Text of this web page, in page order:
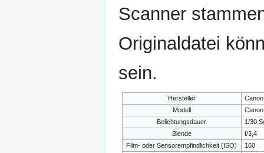
Scanner
Originaldatei
sein.
Hersteller
Canon
Modell
Belichtungsdauer
1/30
Blende
f/3,4
Film- oder Sensorempfindlichkeit (ISO)
160